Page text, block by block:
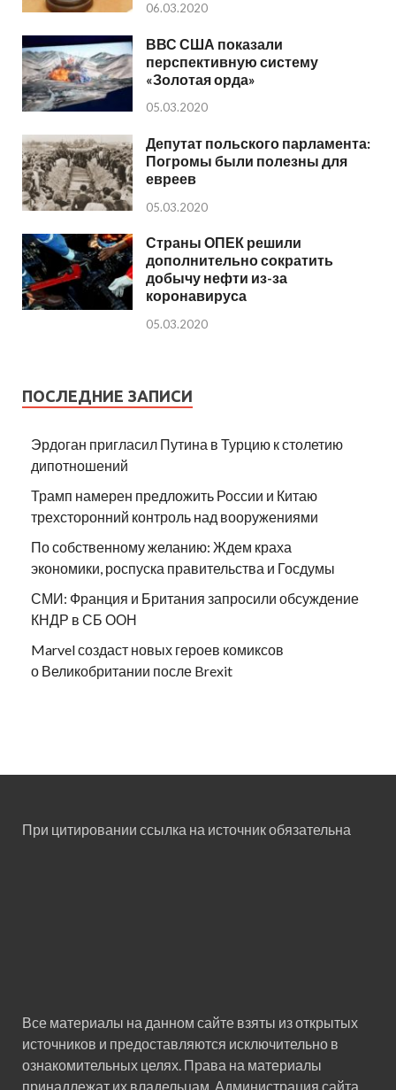
06.03.2020
ВВС США показали
перспективную систему
«Золотая орда»
05.03.2020
Депутат польского парламента:
Погромы были полезны для
евреев
05.03.2020
Страны ОПЕК решили
дополнительно сократить
добычу нефти из-за
коронавируса
05.03.2020
ПОСЛЕДНИЕ ЗАПИСИ
Эрдоган пригласил Путина в Турцию к столетию
дипотношений
Трамп намерен предложить России и Китаю
трехсторонний контроль над вооружениями
По собственному желанию: Ждем краха
экономики, роспуска правительства и Госдумы
СМИ: Франция и Британия запросили обсуждение
КНДР в СБ ООН
Marvel создаст новых героев комиксов
о Великобритании после Brexit
При цитировании ссылка на источник обязательна
Все материалы на данном сайте взяты из открытых
источников и предоставляются исключительно в
ознакомительных целях. Права на материалы
принадлежат их владельцам. Администрация сайта